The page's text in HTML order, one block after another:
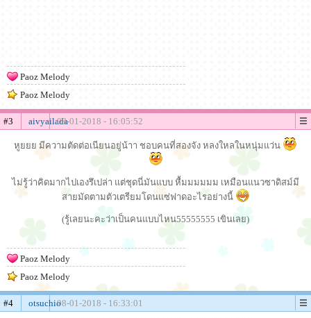
Paoz Melody
Paoz Melody
#3 aivyailada08-01-2018 - 16:05:52
หูยยย มีความตัดต่อเนียนอยู่น้าา ชอบคนที่สองจัง หลงใหลในหนุ่มแว่น
ไม่รู้ว่าคิดมากไปเองรึเปล่า แต่ชุดนี่มันแบบ หื้มมมมมม เหมือนแนวซาดิสม์มี
สายมัดตามตัวเตรียมโดนแซ่ฟาดอะไรอย่างนี้
(รู้เลยนะคะว่าเป็นคนแบบไหน55555555 เขินเลย)
Paoz Melody
Paoz Melody
#4 otsuchio08-01-2018 - 16:33:01